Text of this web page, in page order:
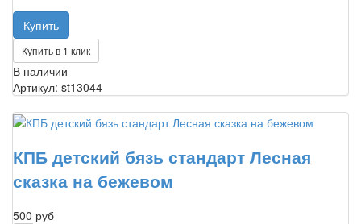
Купить в 1 клик
В наличии
Артикул: st13044
КПБ детский бязь стандарт Лесная
сказка на бежевом
500 руб